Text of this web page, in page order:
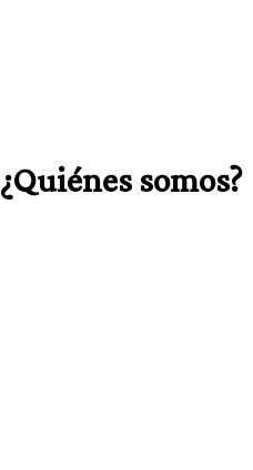
¿Quiénes somos?